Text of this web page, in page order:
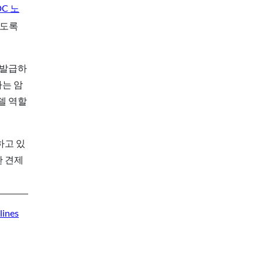
노
록
급하
암
역할
고 있
견제